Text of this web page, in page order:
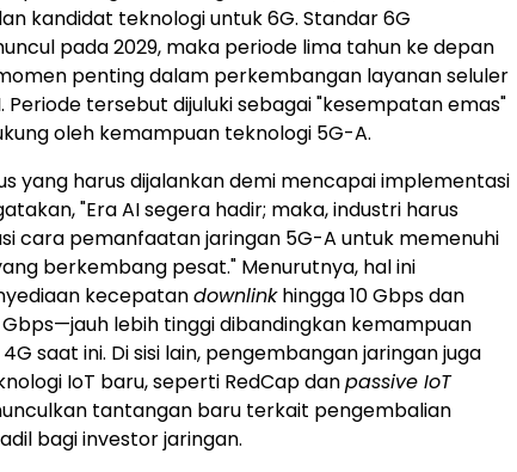
kandidat teknologi untuk 6G. Standar 6G
pada 2029, maka periode lima tahun ke depan
penting dalam perkembangan layanan seluler
Periode tersebut dijuluki sebagai "kesempatan emas"
oleh kemampuan teknologi 5G-A.
yang harus dijalankan demi mencapai implementasi
"Era AI segera hadir; maka, industri harus
cara pemanfaatan jaringan 5G-A untuk memenuhi
berkembang pesat." Menurutnya, hal ini
kecepatandownlinkhingga 10 Gbps dan
lebih tinggi dibandingkan kemampuan
saat ini. Di sisi lain, pengembangan jaringan juga
IoT baru, seperti RedCap danpassive IoT
tantangan baru terkait pengembalian
bagi investor jaringan.